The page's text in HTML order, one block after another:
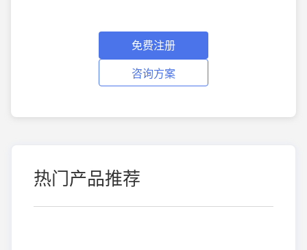
免费注册
咨询方案
热门产品推荐